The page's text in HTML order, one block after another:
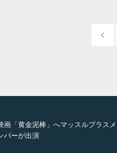
映画「メカバース」舞台挨拶へマッス
ルプラスメンバーが出演（3…